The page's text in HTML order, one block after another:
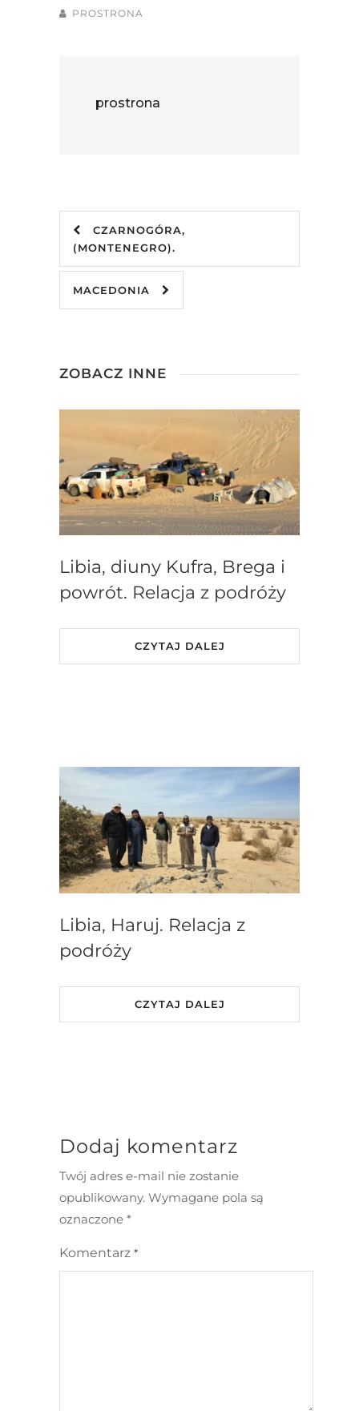
PROSTRONA
prostrona
CZARNOGÓRA,
(MONTENEGRO).
MACEDONIA
ZOBACZ INNE
Libia, diuny Kufra, Brega i
powrót. Relacja z podróży
CZYTAJ DALEJ
Libia, Haruj. Relacja z
podróży
CZYTAJ DALEJ
Dodaj komentarz
Twój adres e-mail nie zostanie
opublikowany. Wymagane pola są
oznaczone *
Komentarz *